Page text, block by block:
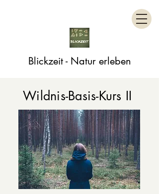
Blickzeit - Natur erleben
Wildnis-Basis-Kurs II